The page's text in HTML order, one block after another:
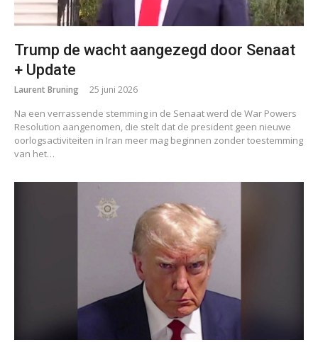
Trump de wacht aangezegd door Senaat
+ Update
Laurent Bruning 25 juni 2026
Na een verrassende stemming in de Senaat werd de War Powers
Resolution aangenomen, die stelt dat de president geen nieuwe
oorlogsactiviteiten in Iran meer mag beginnen zonder toestemming
van het…